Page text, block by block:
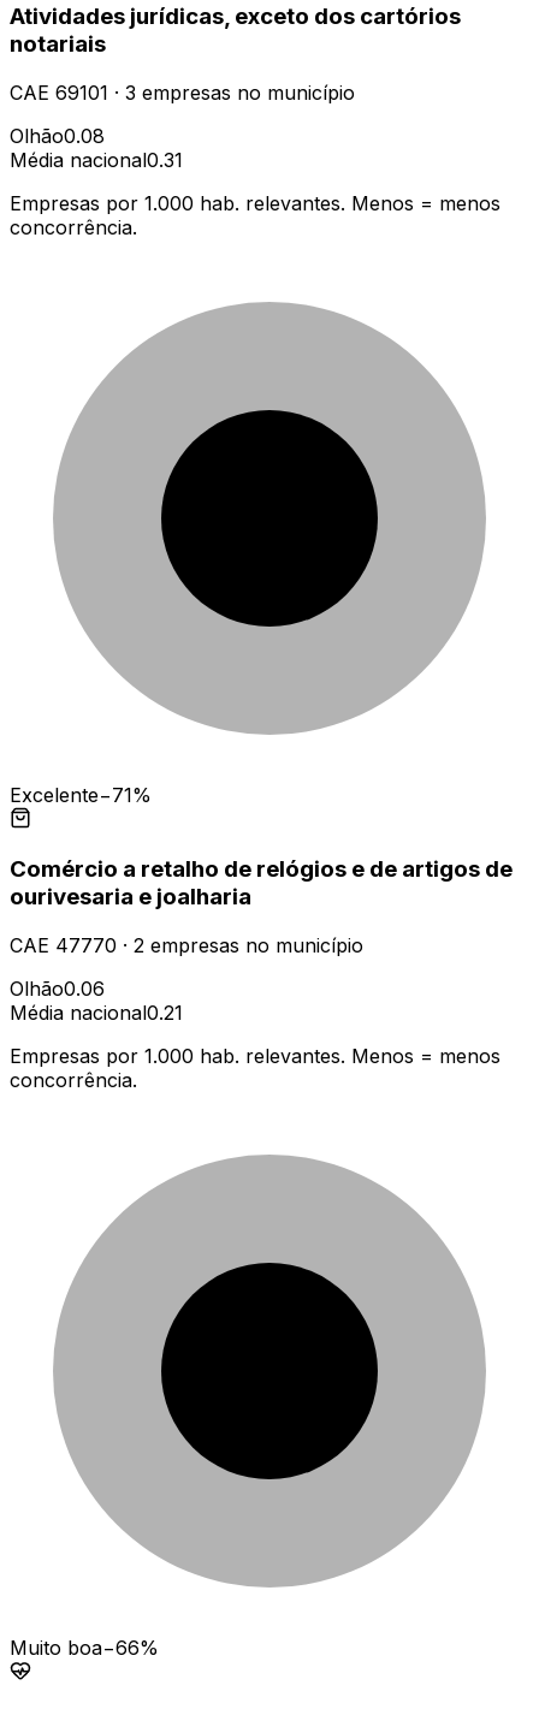
Atividades jurídicas, exceto dos cartórios
notariais
CAE 69101 · 3 empresas no município
Olhão0.08
Média nacional0.31
Empresas por 1.000 hab. relevantes. Menos = menos
concorrência.
Excelente−71%
Comércio a retalho de relógios e de artigos de
ourivesaria e joalharia
CAE 47770 · 2 empresas no município
Olhão0.06
Média nacional0.21
Empresas por 1.000 hab. relevantes. Menos = menos
concorrência.
Muito boa−66%